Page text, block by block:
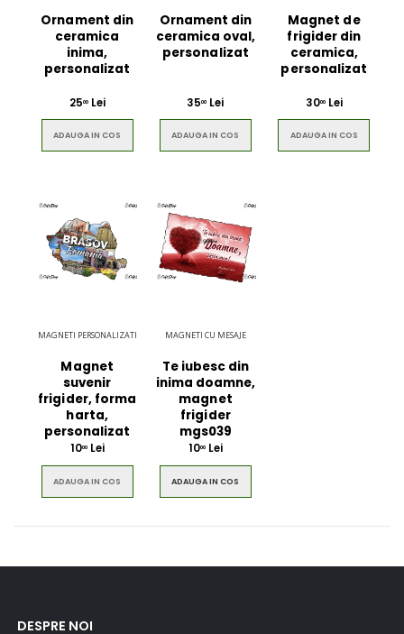
Ornament din
ceramica
inima,
personalizat
2500Lei
ADAUGA IN COS
Ornament din
ceramica oval,
personalizat
3500 Lei
ADAUGA IN COS
Magnet de
frigider din
ceramica,
personalizat
3000Lei
ADAUGA IN COS
MAGNETI PERSONALIZATI
Magnet
suvenir
frigider, forma
harta,
personalizat
1000Lei
ADAUGA IN COS
MAGNETI CU MESAJE
Te iubesc din
inima doamne,
magnet
frigider
mgs039
1000Lei
ADAUGA IN COS
DESPRE NOI